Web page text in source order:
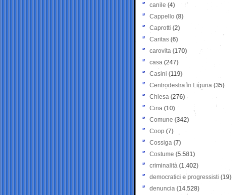
canile (4)
Cappello (8)
Caprotti (2)
Caritas (6)
carovita (170)
casa (247)
Casini (119)
Centrodestra in Liguria (35)
Chiesa (276)
Cina (10)
Comune (342)
Coop (7)
Cossiga (7)
Costume (5.581)
criminalità (1.402)
democratici e progressisti (19)
denuncia (14.528)